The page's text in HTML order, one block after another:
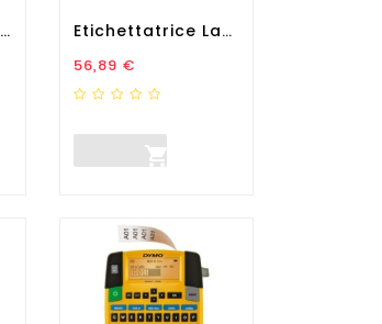
Etichettatrice Letratag... Etichettatrice LabelManager...
Prezzo
56,89 €
